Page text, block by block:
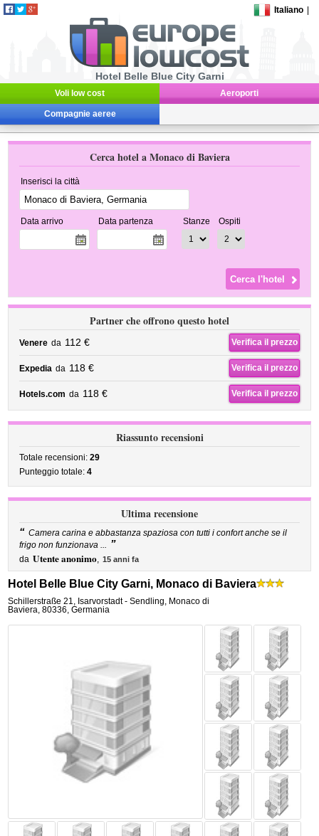
Italiano
Hotel Belle Blue City Garni
Voli low cost Aeroporti
Compagnie aeree
Cerca hotel a Monaco di Baviera
Inserisci la città
Data arrivo Data partenza Stanze Ospiti
Partner che offrono questo hotel
Venere da 112 € Verifica il prezzo
Expedia da 118 € Verifica il prezzo
Hotels.com da 118 € Verifica il prezzo
Riassunto recensioni
Totale recensioni:29
Punteggio totale:4
Ultima recensione
“ Camera carina e abbastanza spaziosa con tutti i confort anche se il
frigo non funzionava ... ”
da Utente anonimo, 15 anni fa
Hotel Belle Blue City Garni, Monaco di Baviera
Schillerstraße 21, Isarvorstadt - Sendling, Monaco di
Baviera,80336, Germania